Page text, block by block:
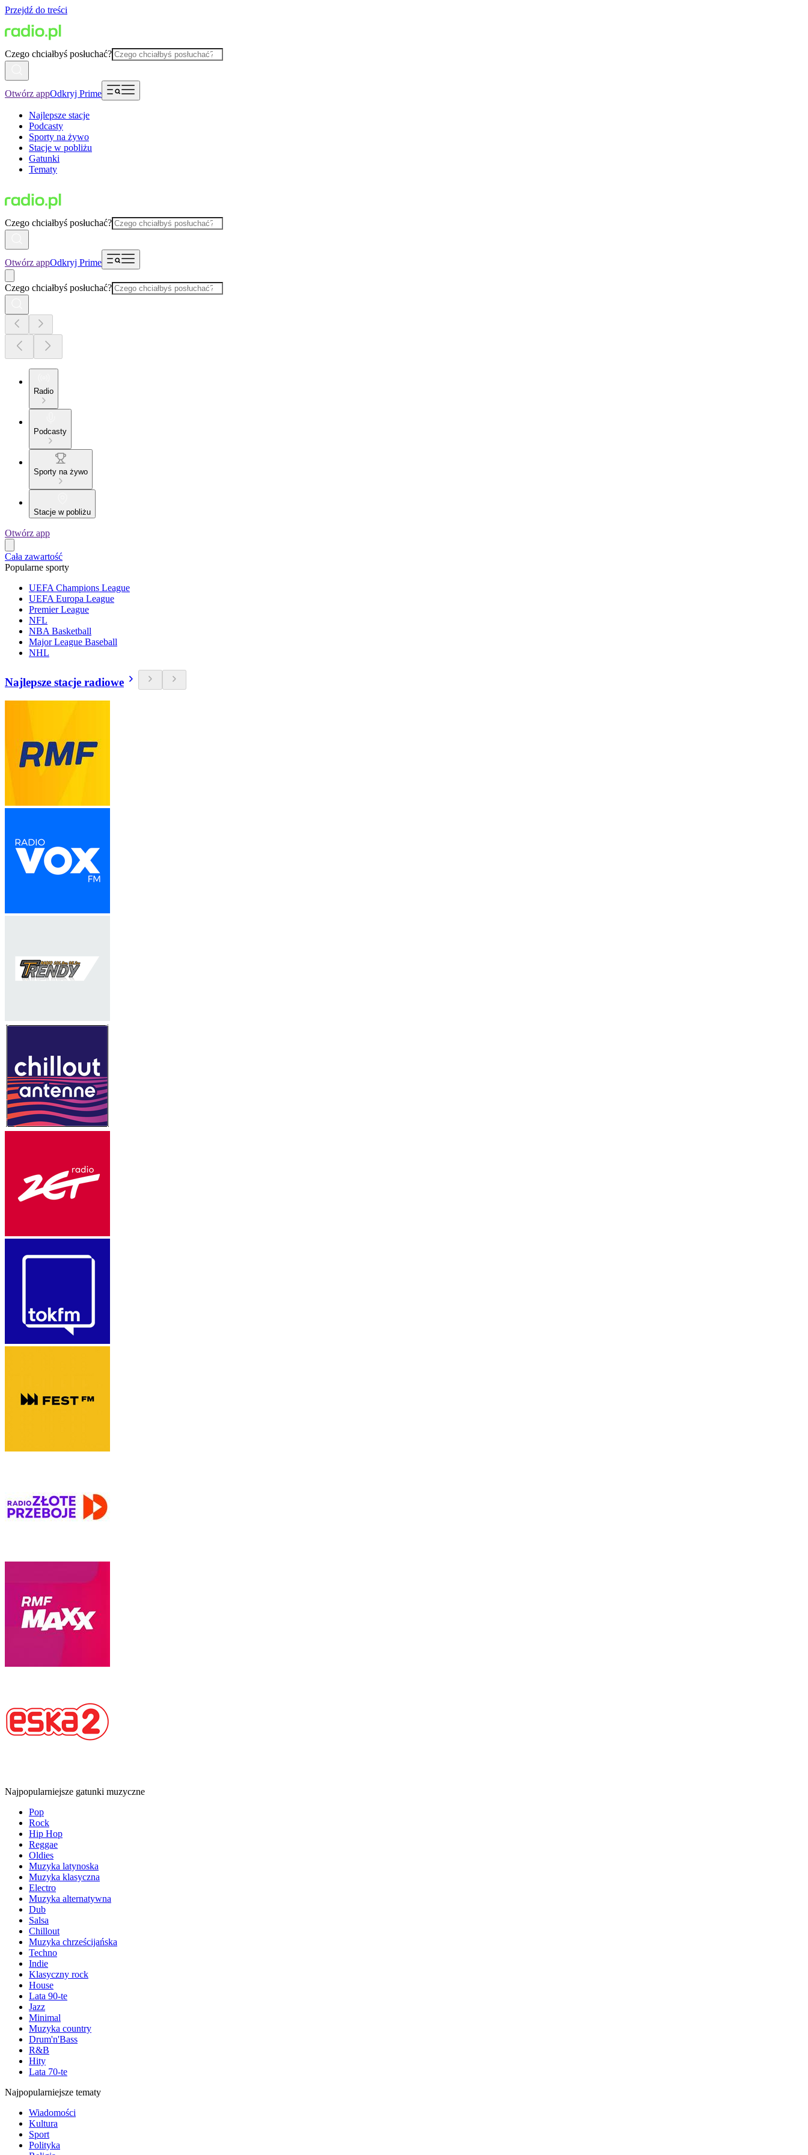
Przejdź do treści
Czego chciałbyś posłuchać?
Otwórz appOdkryj Prime
Najlepsze stacje
Podcasty
Sporty na żywo
Stacje w pobliżu
Gatunki
Tematy
Czego chciałbyś posłuchać?
Otwórz appOdkryj Prime
Czego chciałbyś posłuchać?
Radio
Podcasty
Sporty na żywo
Stacje w pobliżu
Otwórz app
Cała zawartość
Popularne sporty
UEFA Champions League
UEFA Europa League
Premier League
NFL
NBA Basketball
Major League Baseball
NHL
Najlepsze stacje radiowe
Najpopularniejsze gatunki muzyczne
Pop
Rock
Hip Hop
Reggae
Oldies
Muzyka latynoska
Muzyka klasyczna
Electro
Muzyka alternatywna
Dub
Salsa
Chillout
Muzyka chrześcijańska
Techno
Indie
Klasyczny rock
House
Lata 90-te
Jazz
Minimal
Muzyka country
Drum'n'Bass
R&B
Hity
Lata 70-te
Najpopularniejsze tematy
Wiadomości
Kultura
Sport
Polityka